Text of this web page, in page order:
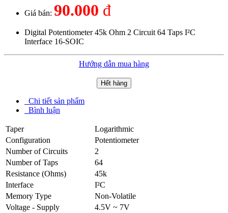
Giá bán: 90.000 đ
Digital Potentiometer 45k Ohm 2 Circuit 64 Taps I²C
Interface 16-SOIC
Hướng dẫn mua hàng
Hết hàng
Chi tiết sản phẩm
Bình luận
Taper
Logarithmic
Configuration
Potentiometer
Number of Circuits
2
Number of Taps
64
Resistance (Ohms)
45k
Interface
I²C
Memory Type
Non-Volatile
Voltage - Supply
4.5V ~ 7V